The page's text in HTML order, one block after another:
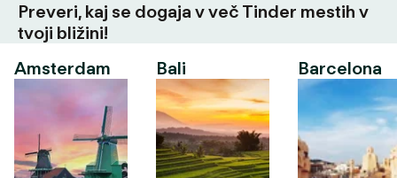
Preveri, kaj se dogaja v več Tinder mestih v
tvoji bližini!
Amsterdam
Bali Barcelona